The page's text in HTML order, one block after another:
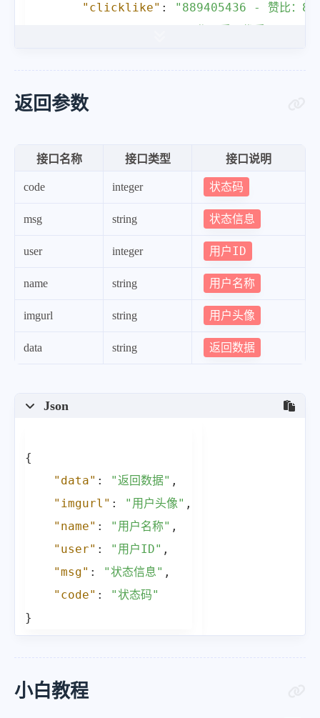
"clicklike" : "889405436 - 赞比：8"
"status"
"school": "隐藏 - 无需优化",
"location"
"IP属地：安徽 - 无需优化"
"score"
:
,
"label": "建议1~2个",
"time": "17:00~18:00",
"￥31057014元 - 仅供
"ABCDEF"
返回参数
接口名称 接口类型 接口说明
code integer 状态码
msg string 状态信息
user integer 用户ID
name string 用户名称
imgurl string 用户头像
data string 返回数据
Json
{
"data" : "返回数据" ,
"imgurl" : "用户头像" ,
"name" : "用户名称" ,
"user" : "用户ID" ,
"msg" : "状态信息" ,
"code" :
"状态码"
}
小白教程